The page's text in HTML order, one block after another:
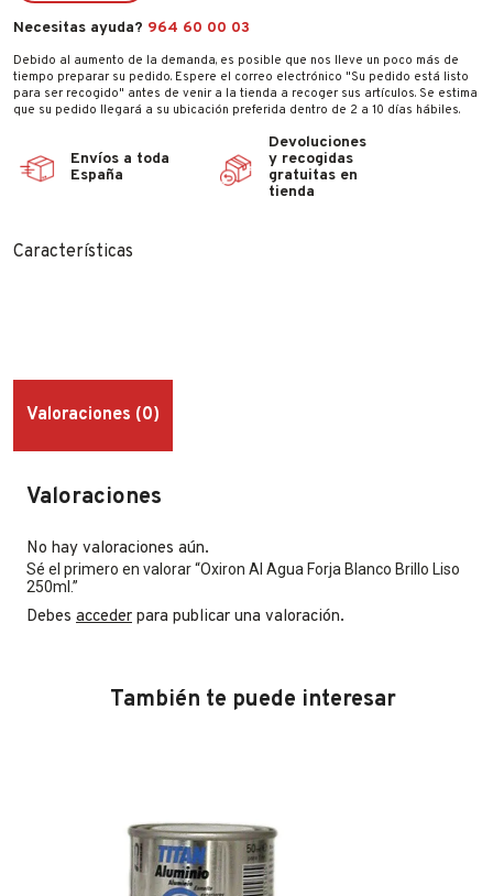
Necesitas ayuda? 964 60 00 03
Debido al aumento de la demanda, es posible que nos lleve un poco más de
tiempo preparar su pedido. Espere el correo electrónico "Su pedido está listo
para ser recogido" antes de venir a la tienda a recoger sus artículos. Se estima
que su pedido llegará a su ubicación preferida dentro de 2 a 10 días hábiles.
Envíos a toda
España
Devoluciones
y recogidas
gratuitas en
tienda
Características
Valoraciones (0)
Valoraciones
No hay valoraciones aún.
Sé el primero en valorar “Oxiron Al Agua Forja Blanco Brillo Liso
250ml.”
Debes acceder para publicar una valoración.
También te puede interesar